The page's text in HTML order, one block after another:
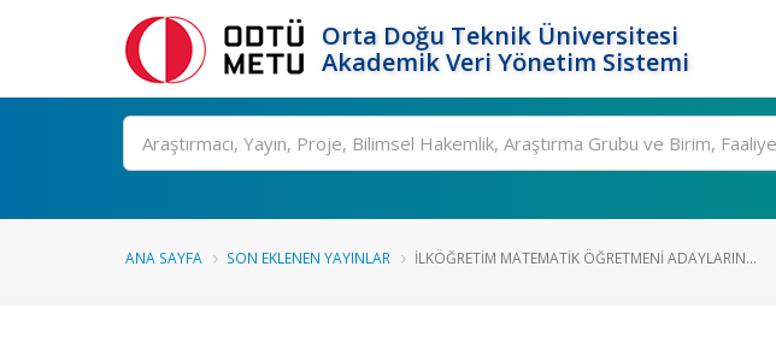
Orta Doğu Teknik Üniversitesi
Akademik Veri Yönetim Sistemi
Ara
ANA SAYFA SON EKLENEN YAYINLAR İLKÖĞRETIM MATEMATIK ÖĞRETMENI ADAYLARIN...